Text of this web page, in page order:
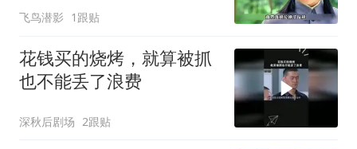
飞鸟潜影 1跟贴
花钱买的烧烤，就算被抓
也不能丢了浪费
深秋后剧场 2跟贴